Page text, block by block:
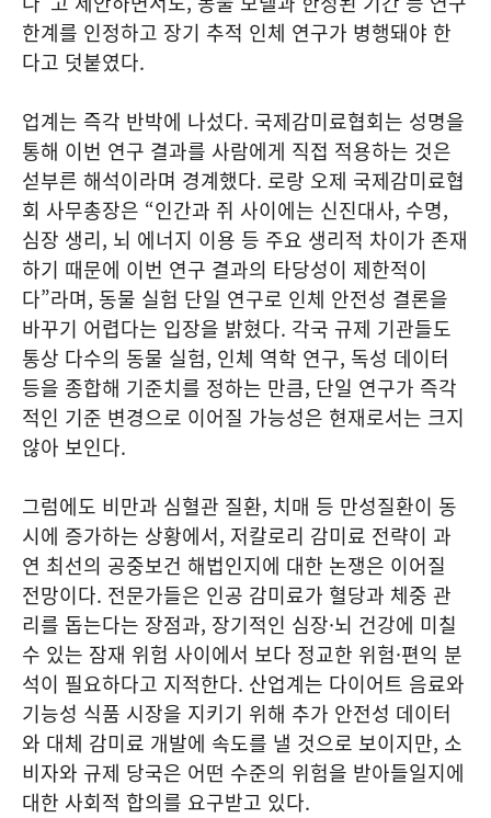
한계를 인정하고 장기 추적 인체 연구가 병행돼야 한
다고 덧붙였다.
업계는 즉각 반박에 나섰다. 국제감미료협회는 성명을
통해 이번 연구 결과를 사람에게 직접 적용하는 것은
섣부른 해석이라며 경계했다. 로랑 오제 국제감미료협
회 사무총장은 “인간과 쥐 사이에는 신진대사, 수명,
심장 생리, 뇌 에너지 이용 등 주요 생리적 차이가 존재
하기 때문에 이번 연구 결과의 타당성이 제한적이
다”라며, 동물 실험 단일 연구로 인체 안전성 결론을
바꾸기 어렵다는 입장을 밝혔다. 각국 규제 기관들도
통상 다수의 동물 실험, 인체 역학 연구, 독성 데이터
등을 종합해 기준치를 정하는 만큼, 단일 연구가 즉각
적인 기준 변경으로 이어질 가능성은 현재로서는 크지
않아 보인다.
그럼에도 비만과 심혈관 질환, 치매 등 만성질환이 동
시에 증가하는 상황에서, 저칼로리 감미료 전략이 과
연 최선의 공중보건 해법인지에 대한 논쟁은 이어질
전망이다. 전문가들은 인공 감미료가 혈당과 체중 관
리를 돕는다는 장점과, 장기적인 심장·뇌 건강에 미칠
수 있는 잠재 위험 사이에서 보다 정교한 위험·편익 분
석이 필요하다고 지적한다. 산업계는 다이어트 음료와
기능성 식품 시장을 지키기 위해 추가 안전성 데이터
와 대체 감미료 개발에 속도를 낼 것으로 보이지만, 소
비자와 규제 당국은 어떤 수준의 위험을 받아들일지에
대한 사회적 합의를 요구받고 있다.